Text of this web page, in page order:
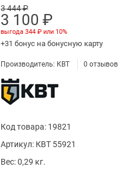
3 444 ₽
3 100 ₽
выгода344 ₽ или 10%
+31 бонус на бонусную карту
Производитель: КВТ 0отзывов
Код товара: 19821
Артикул: КВТ 55921
Вес: 0,29 кг.